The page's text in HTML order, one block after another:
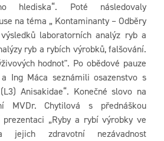
hlediska“. Poté následovaly
na téma „ Kontaminanty – Odběry
laboratorních analýz ryb a
ryb a rybích výrobků, falšování.
hodnot". Po obědové pauze
Ing Máca seznámili osazenstvo s
Anisakidae“. Konečné slovo na
MVDr. Chytilová s přednáškou
„Ryby a rybí výrobky ve
zdravotní nezávadnost